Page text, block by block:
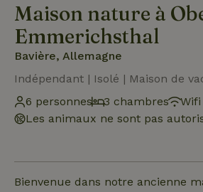
Maison nature à
Emmerichsthal
Bavière, Allemagne
Indépendant | Isolé | Maison de
6 personnes
3 chambres
Wifi
Les animaux ne sont pas
Bienvenue dans notre ancienne